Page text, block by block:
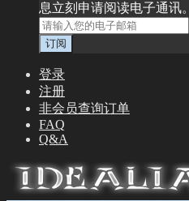
息立刻申请阅读电子通讯。
登录
注册
非会员查询订单
FAQ
Q&A